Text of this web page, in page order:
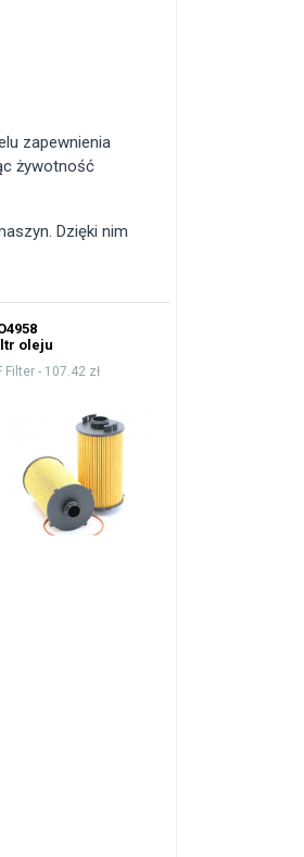
zapewnienia
żywotność
Dzięki nim
oleju
Filter - 107.42 zł